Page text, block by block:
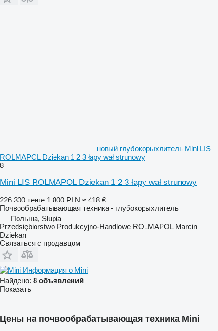
новый глубокорыхлитель Mini LIS
ROLMAPOL Dziekan 1 2 3 łapy wał strunowy
8
Mini LIS ROLMAPOL Dziekan 1 2 3 łapy wał strunowy
226 300 тенге 1 800 PLN ≈ 418 €
Почвообрабатывающая техника - глубокорыхлитель
Польша, Słupia
Przedsiębiorstwo Produkcyjno-Handlowe ROLMAPOL Marcin
Dziekan
Связаться с продавцом
Информация о Mini
Найдено: 8 объявлений
Показать
Цены на почвообрабатывающая техника Mini